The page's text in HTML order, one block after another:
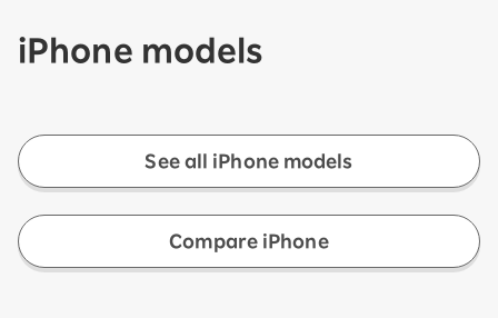
iPhone models
See all iPhone models
Compare iPhone